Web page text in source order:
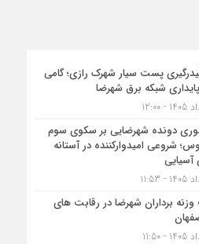
پست سیار شهرک رازی؛ گامی
شبکه برق شهرضا
دونده شهرضایی بر سکوی سوم
شروعی امیدوارکننده در آستانه
آسیایی
برداران شهرضا در رقابت های